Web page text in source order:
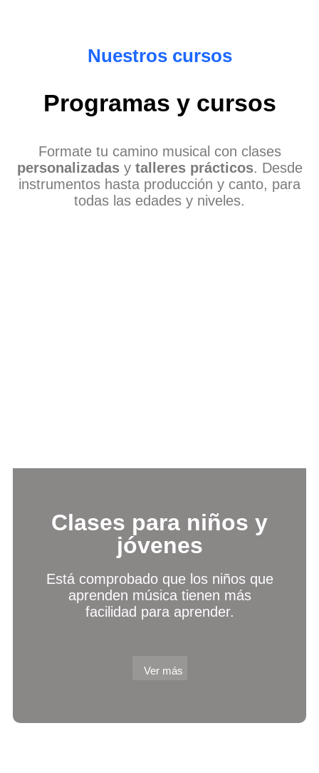
Nuestros cursos
Programas y cursos
Formate tu camino musical con clases
personalizadasy talleres prácticos. Desde
instrumentos hasta producción y canto, para
todas las edades y niveles.
Clases para niños y
jóvenes
Está comprobado que los niños que
aprenden música tienen más
facilidad para aprender.
Ver más